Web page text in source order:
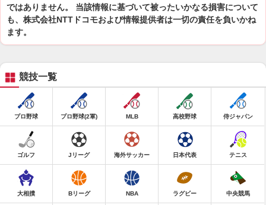
ではありません。 当該情報に基づいて被ったいかなる損害について
も、株式会社NTTドコモおよび情報提供者は一切の責任を負いかね
ます。
競技一覧
プロ野球 プロ野球(2軍) MLB 高校野球 侍ジャパン
ゴルフ Jリーグ 海外サッカー 日本代表 テニス
大相撲 Bリーグ NBA ラグビー 中央競馬